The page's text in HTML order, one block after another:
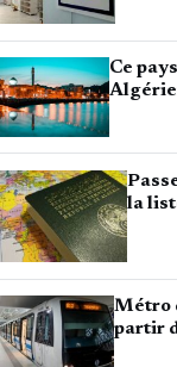
Ce
la
Métro
partir